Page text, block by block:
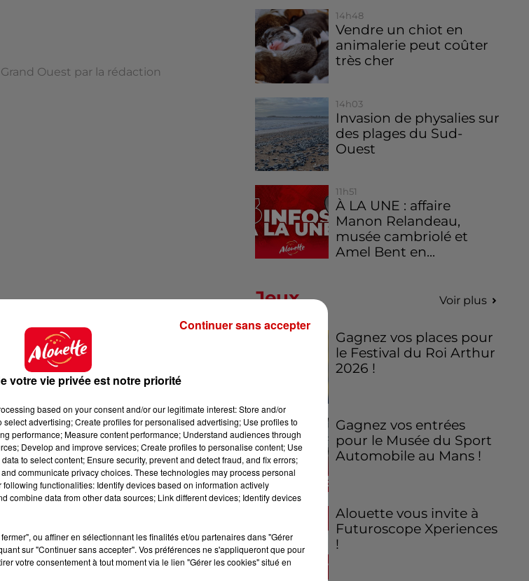
Ouest par la rédaction
14h48
Vendre un chiot en
animalerie peut coûter
très cher
14h03
Invasion de physalies sur
des plages du Sud-
Ouest
11h51
À LA UNE : affaire
Manon Relandeau,
musée cambriolé et
Amel Bent en...
Jeux Voir plus
Gagnez vos places pour
le Festival du Roi Arthur
2026 !
Gagnez vos entrées
pour le Musée du Sport
Automobile au Mans !
Alouette vous invite à
Futuroscope Xperiences
!
votre vie privée est notre priorité
based on your consent and/or our legitimate interest: Store and/or
advertising; Create profiles for personalised advertising; Use profiles to
performance; Measure content performance; Understand audiences through
Develop and improve services; Create profiles to personalise content; Use
to select content; Ensure security, prevent and detect fraud, and fix errors;
communicate privacy choices. These technologies may process personal
functionalities: Identify devices based on information actively
combine data from other data sources; Link different devices; Identify devices
ou affiner en sélectionnant les finalités et/ou partenaires dans "Gérer
sur "Continuer sans accepter". Vos préférences ne s'appliqueront que pour
votre consentement à tout moment via le lien "Gérer les cookies" situé en
Continuer sans accepter